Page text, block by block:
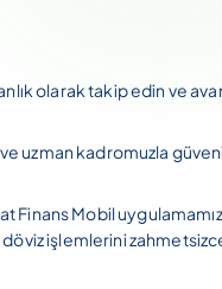
olarak takip edin ve
ve uzman kadromuzla
Finans Mobil
döviz işlemlerini